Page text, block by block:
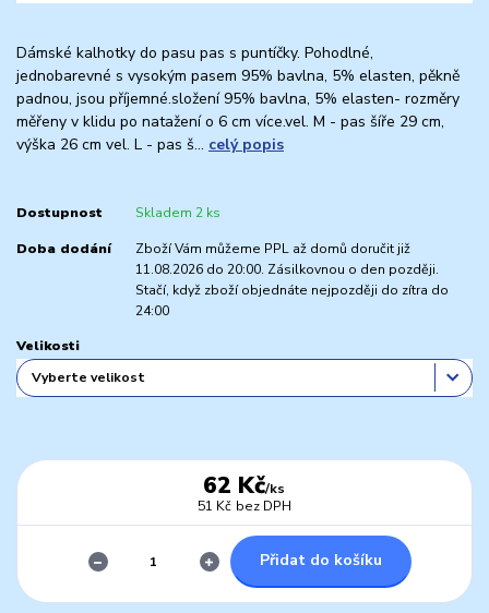
Dámské kalhotky do pasu pas s puntíčky. Pohodlné,
jednobarevné s vysokým pasem 95% bavlna, 5% elasten, pěkně
padnou, jsou příjemné.složení 95% bavlna, 5% elasten- rozměry
měřeny v klidu po natažení o 6 cm více.vel. M - pas šíře 29 cm,
výška 26 cm vel. L - pas š... celý popis
Dostupnost Skladem 2 ks
Doba dodání
Zboží Vám můžeme PPL až domů doručit již
11.08.2026 do 20:00. Zásilkovnou o den později.
Stačí, když zboží objednáte nejpozději do zítra do
24:00
Velikosti
62 Kč/ks
51 Kč bez DPH
Přidat do košíku